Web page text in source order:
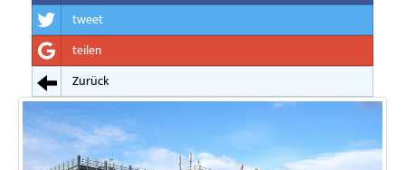
tweet
teilen
Zurück